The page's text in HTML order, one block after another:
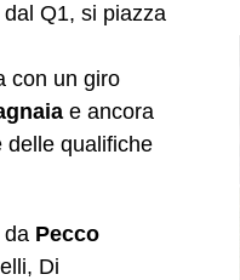
Q1, si piazza
con un giro
e ancora
delle qualifiche
da Pecco
Di